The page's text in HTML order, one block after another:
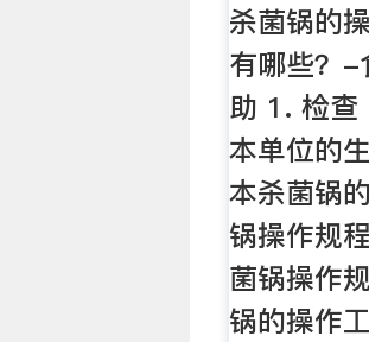
杀菌锅的
有哪些？-
助 1. 检查
本单位的
本杀菌锅
锅操作规
菌锅操作
锅的操作